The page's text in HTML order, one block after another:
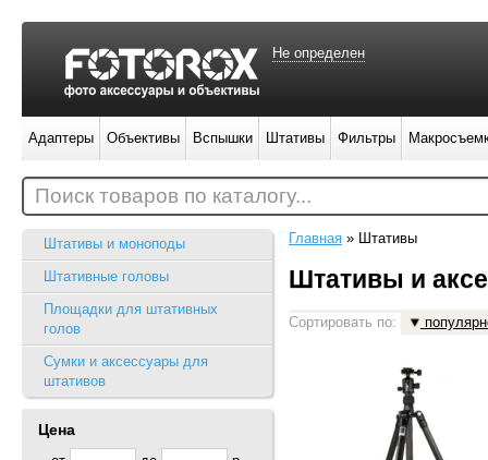
Штативы и моноподы
Штативные головы
Площадки для штативных
голов
Сумки и аксессуары для
штативов
Цена
Главная » Штативы
Штативы и
Сортировать по:
Не определен
Адаптеры Объективы Вспышки Штативы Фильтры
Поиск товаров по каталогу...